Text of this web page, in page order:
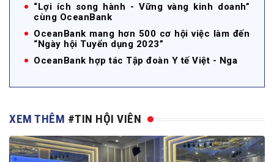
“Lợi ích song hành - Vững vàng kinh doanh”
cùng OceanBank
OceanBank mang hơn 500 cơ hội việc làm đến
“Ngày hội Tuyển dụng 2023”
OceanBank hợp tác Tập đoàn Y tế Việt - Nga
XEM THÊM #TIN HỘI VIÊN